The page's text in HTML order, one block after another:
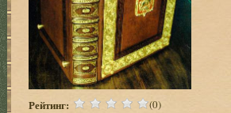
Рейтинг: (0)